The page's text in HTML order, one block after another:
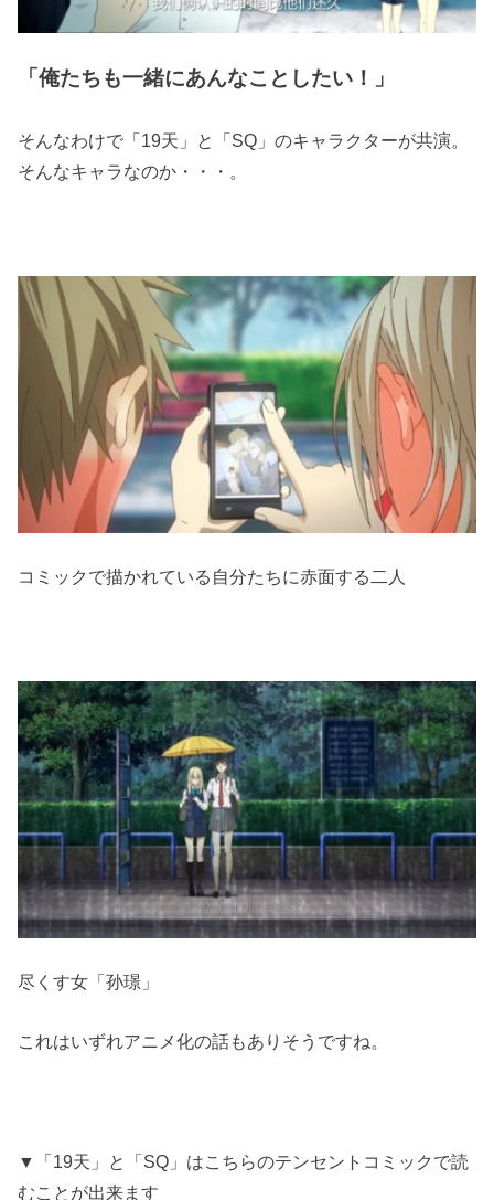
「俺たちも一緒にあんなことしたい！」
そんなわけで「19天」と「SQ」のキャラクターが共演。
そんなキャラなのか・・・。
コミックで描かれている自分たちに赤面する二人
尽くす女「孙璟」
これはいずれアニメ化の話もありそうですね。
▼「19天」と「SQ」はこちらのテンセントコミックで読
むことが出来ます